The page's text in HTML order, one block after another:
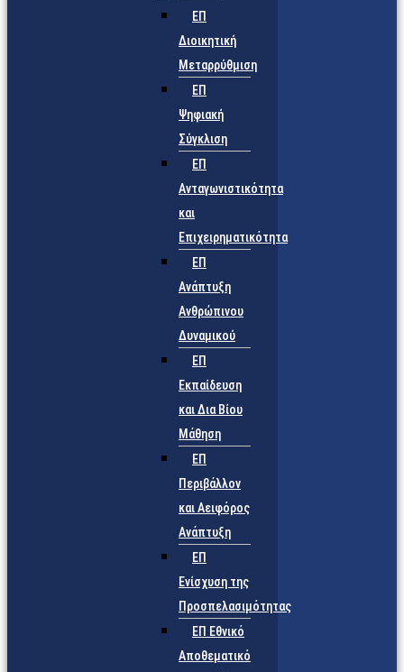
ΕΠ
Διοικητική
Μεταρρύθμιση
ΕΠ
Ψηφιακή
Σύγκλιση
ΕΠ
Ανταγωνιστικότητα
και
Επιχειρηματικότητα
ΕΠ
Ανάπτυξη
Ανθρώπινου
Δυναμικού
ΕΠ
Εκπαίδευση
και Δια Βίου
Μάθηση
ΕΠ
Περιβάλλον
και Αειφόρος
Ανάπτυξη
ΕΠ
Ενίσχυση της
Προσπελασιμότητας
ΕΠ Εθνικό
Αποθεματικό